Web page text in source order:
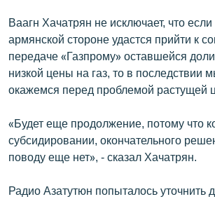
Ваагн Хачатрян не исключает, что если
армянской стороне удастся прийти к
передаче «Газпрому» оставшейся
низкой цены на газ, то в последствии
окажемся перед проблемой растущей
«Будет еще продолжение, потому что
субсидировании, окончательного
поводу еще нет», - сказал Хачатрян.
Радио Азатутюн попыталось уточнить